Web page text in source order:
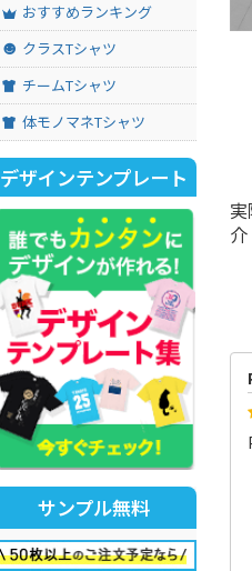
介
おすすめランキング
クラスTシャツ
チームTシャツ
体モノマネTシャツ
デザインテンプレート
サンプル無料